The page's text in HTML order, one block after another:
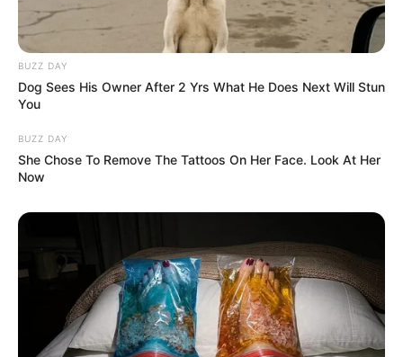
Facebook Twitter Google+
Tagi: Aaron Sorkin
Chris Messina
Chris Tucker Filmy
Gliniarz z Beverly
złodziei
Recenzja
filmu Air
Steven Zaillian Viola Davis
BUZZ DAY
Dog Sees His Owner After 2 Yrs What He Does Next Will Stun
You
BUZZ DAY
She Chose To Remove The Tattoos On Her Face. Look At Her
Now